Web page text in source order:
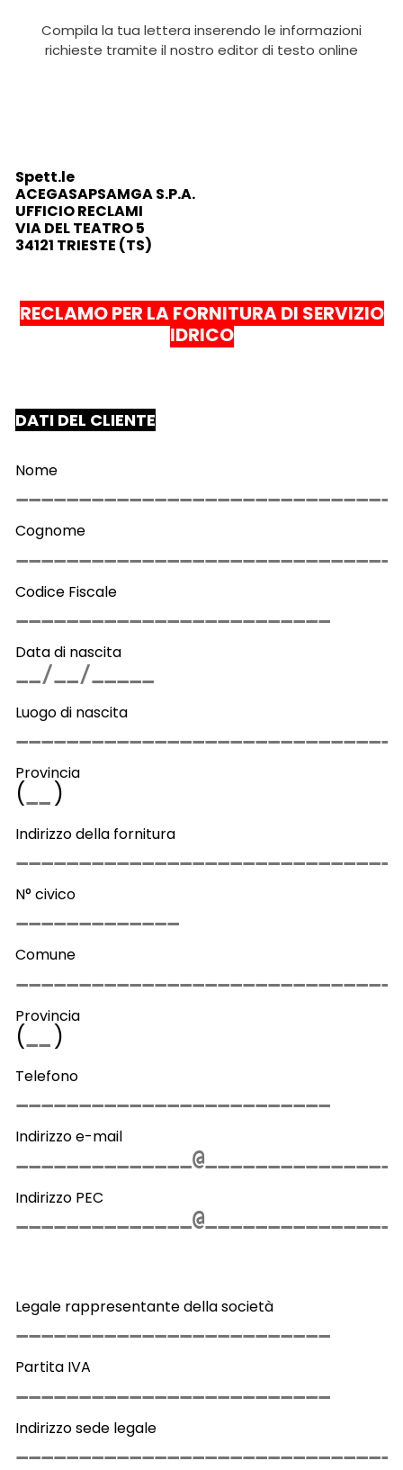
Compila la tua lettera inserendo le informazioni
richieste tramite il nostro editor di testo online
Spett.le
ACEGASAPSAMGA S.P.A.
UFFICIO RECLAMI
VIA DEL TEATRO 5
34121 TRIESTE (TS)
RECLAMO PER LA FORNITURA DI SERVIZIO
IDRICO
DATI DEL CLIENTE
Nome
Cognome
Codice Fiscale
Data di nascita
Luogo di nascita
Provincia
( )
Indirizzo della fornitura
N° civico
Comune
Provincia
( )
Telefono
Indirizzo e-mail
Indirizzo PEC
Legale rappresentante della società
Partita IVA
Indirizzo sede legale